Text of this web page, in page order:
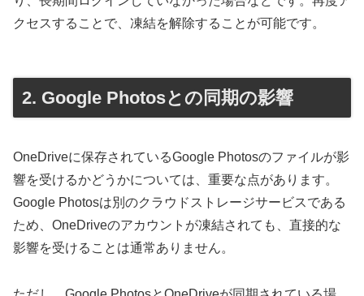
クセスすることで、凍結を解除することが可能です。
2. Google Photosとの同期の影響
OneDriveに保存されているGoogle Photosのファイルが影
響を受けるかどうかについては、重要な点があります。
Google Photosは別のクラウドストレージサービスである
ため、OneDriveのアカウントが凍結されても、直接的な
影響を受けることは通常ありません。